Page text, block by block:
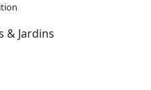
& Jardins